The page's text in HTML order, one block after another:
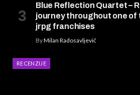
Blue Reflection Quartet –
journey throughout one of
jrpg franchises
ByMilan Radosavljević
RECENZIJE